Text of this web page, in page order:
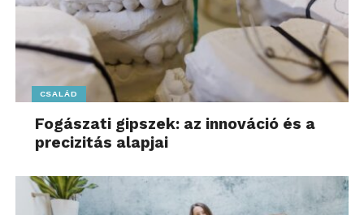
CSALÁD
Fogászati gipszek: az innováció és a
precizitás alapjai